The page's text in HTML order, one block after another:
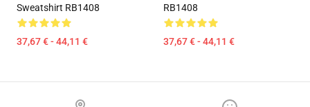
Sweatshirt RB1408
37,67 € - 44,11 €
RB1408
37,67 € - 44,11 €